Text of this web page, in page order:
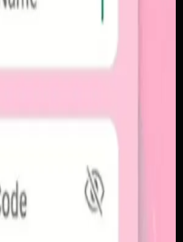
alur berbagi yang
momen yang tersusun
visual yang
feed publik.